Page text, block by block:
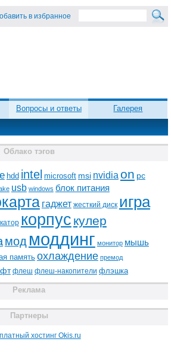
в избранное
Вопросы и ответы Галерея
Облако тэгов
hdd intel microsoft msi nvidia on pc
usb windows блок питания
гаджет жесткий диск игра
корпус кулер
мод моддинг монитор мышь
память охлаждение премод
флеш флеш-накопители флэшка
Реклама
Партнеры